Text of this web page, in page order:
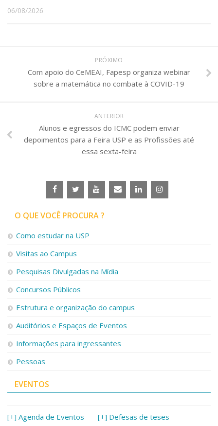
06/08/2026
PRÓXIMO
Com apoio do CeMEAI, Fapesp organiza webinar
sobre a matemática no combate à COVID-19
ANTERIOR
Alunos e egressos do ICMC podem enviar
depoimentos para a Feira USP e as Profissões até
essa sexta-feira
O QUE VOCÊ PROCURA ?
Como estudar na USP
Visitas ao Campus
Pesquisas Divulgadas na Mídia
Concursos Públicos
Estrutura e organização do campus
Auditórios e Espaços de Eventos
Informações para ingressantes
Pessoas
EVENTOS
[+] Agenda de Eventos [+] Defesas de teses